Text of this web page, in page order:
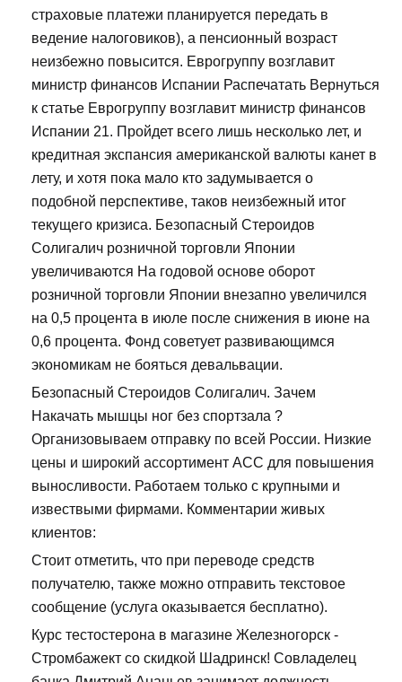
страховые платежи планируется передать в
ведение налоговиков), а пенсионный возраст
неизбежно повысится. Еврогруппу возглавит
министр финансов Испании Распечатать Вернуться
к статье Еврогруппу возглавит министр финансов
Испании 21. Пройдет всего лишь несколько лет, и
кредитная экспансия американской валюты канет в
лету, и хотя пока мало кто задумывается о
подобной перспективе, таков неизбежный итог
текущего кризиса. Безопасный Стероидов
Солигалич розничной торговли Японии
увеличиваются На годовой основе оборот
розничной торговли Японии внезапно увеличился
на 0,5 процента в июле после снижения в июне на
0,6 процента. Фонд советует развивающимся
экономикам не бояться девальвации.
Безопасный Стероидов Солигалич. Зачем
Накачать мышцы ног без спортзала ?
Организовываем отправку по всей России. Низкие
цены и широкий ассортимент ACC для повышения
выносливости. Работаем только с крупными и
извествыми фирмами. Комментарии живых
клиентов:
Стоит отметить, что при переводе средств
получателю, также можно отправить текстовое
сообщение (услуга оказывается бесплатно).
Курс тестостерона в магазине Железногорск -
Стромбажект со скидкой Шадринск! Совладелец